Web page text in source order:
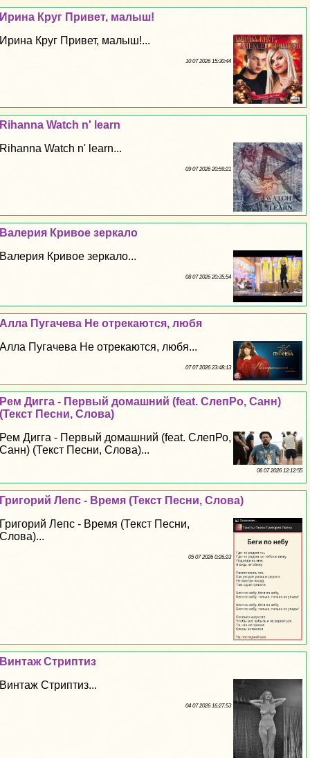
Ирина Круг Привет, малыш!
Ирина Круг Привет, малыш!...
10 07 2026 15:30:44
Rihanna Watch n' learn
Rihanna Watch n' learn...
09 07 2026 20:59:21
Валерия Кривое зеркало
Валерия Кривое зеркало...
08 07 2026 20:35:54
Алла Пугачева Не отрекаются, любя
Алла Пугачева Не отрекаются, любя...
07 07 2026 23:48:13
Рем Дигга - Первый домашний (feat. СлепРо, Санн)
(Текст Песни, Слова)
Рем Дигга - Первый домашний (feat. СлепРо,
Санн) (Текст Песни, Слова)...
06 07 2026 12:12:55
Григорий Лепс - Время (Текст Песни, Слова)
Григорий Лепс - Время (Текст Песни,
Слова)...
05 07 2026 0:26:23
Винтаж Cтpиптиз
Винтаж Cтpиптиз...
04 07 2026 16:27:53